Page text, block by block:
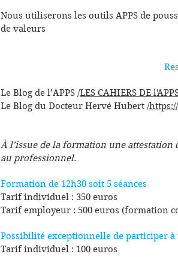
Nous utiliserons les outils APPS de
de valeurs
Le Blog de l’APPS /LES CAHIERS DE
Le Blog du Docteur Hervé Hubert /
À l’issue de la formation une attestation
au professionnel.
Formation de 12h30 soit 5 séances
Tarif individuel : 350 euros
Tarif employeur : 500 euros (formation
Possibilité exceptionnelle de participer à
Tarif individuel : 100 euros